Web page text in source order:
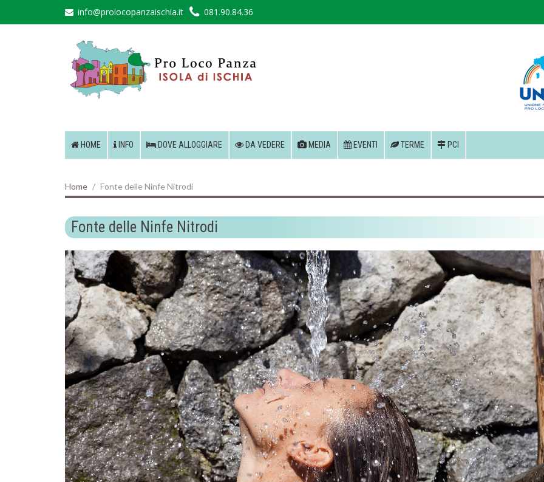
info@prolocopanzaischia.it 081.90.84.36
HOME INFO DOVE ALLOGGIARE DA VEDERE MEDIA EVENTI TERME PCI
Home Fonte delle Ninfe Nitrodi
Fonte delle Ninfe Nitrodi